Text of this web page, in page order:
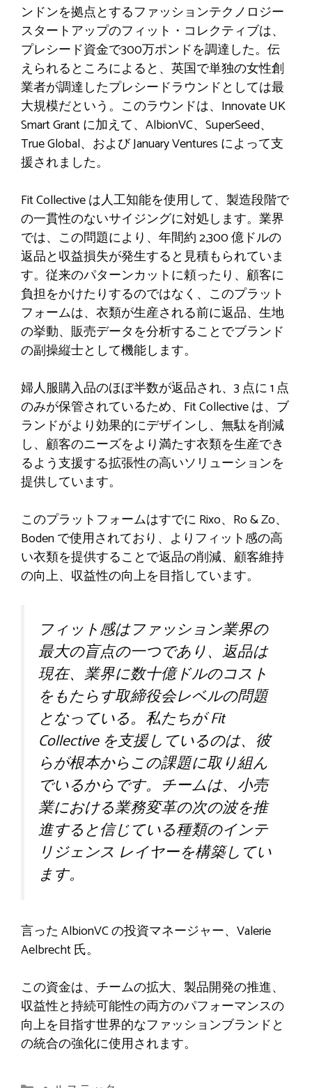
ンドンを拠点とするファッションテクノロジー
スタートアップのフィット・コレクティブは、
プレシード資金で300万ポンドを調達した。伝
えられるところによると、英国で単独の女性創
業者が調達したプレシードラウンドとしては最
大規模だという。このラウンドは、Innovate UK
Smart Grant に加えて、AlbionVC、SuperSeed、
True Global、および January Ventures によって支
援されました。
Fit Collective は人工知能を使用して、製造段階で
の一貫性のないサイジングに対処します。業界
では、この問題により、年間約 2,300 億ドルの
返品と収益損失が発生すると見積もられていま
す。従来のパターンカットに頼ったり、顧客に
負担をかけたりするのではなく、このプラット
フォームは、衣類が生産される前に返品、生地
の挙動、販売データを分析することでブランド
の副操縦士として機能します。
婦人服購入品のほぼ半数が返品され、3 点に 1 点
のみが保管されているため、Fit Collective は、ブ
ランドがより効果的にデザインし、無駄を削減
し、顧客のニーズをより満たす衣類を生産でき
るよう支援する拡張性の高いソリューションを
提供しています。
このプラットフォームはすでに Rixo、Ro & Zo、
Boden で使用されており、よりフィット感の高
い衣類を提供することで返品の削減、顧客維持
の向上、収益性の向上を目指しています。
フィット感はファッション業界の
最大の盲点の一つであり、返品は
現在、業界に数十億ドルのコスト
をもたらす取締役会レベルの問題
となっている。私たちが Fit
Collective を支援しているのは、彼
らが根本からこの課題に取り組ん
でいるからです。チームは、小売
業における業務変革の次の波を推
進すると信じている種類のインテ
リジェンス レイヤーを構築してい
ます。
言ったAlbionVC の投資マネージャー、Valerie
Aelbrecht 氏。
この資金は、チームの拡大、製品開発の推進、
収益性と持続可能性の両方のパフォーマンスの
向上を目指す世界的なファッションブランドと
の統合の強化に使用されます。